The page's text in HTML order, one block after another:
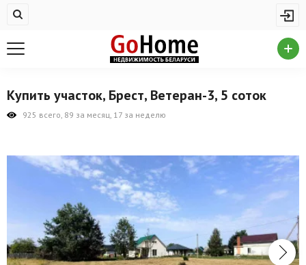
Купить квартиру
На сутки
Дома/коттеджи/участки
Комерческая недвижимость
Продажа коммерческой недвижимости
Аренда коммерческой недвижимости
Купить участок, Брест, Ветеран-3, 5 соток
925 всего, 89 за месяц, 17 за неделю